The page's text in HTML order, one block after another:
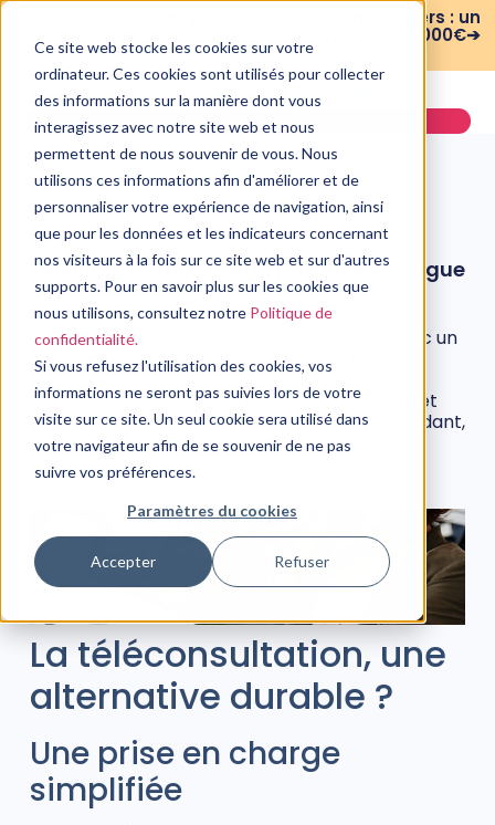
Ce site web stocke les cookies sur votre
ordinateur. Ces cookies sont utilisés pour collecter
des informations sur la manière dont vous
interagissez avec notre site web et nous
permettent de nous souvenir de vous. Nous
utilisons ces informations afin d'améliorer et de
personnaliser votre expérience de navigation, ainsi
que pour les données et les indicateurs concernant
nos visiteurs à la fois sur ce site web et sur d'autres
supports. Pour en savoir plus sur les cookies que
nous utilisons, consultez notre Politique de
confidentialité.
Si vous refusez l'utilisation des cookies, vos
informations ne seront pas suivies lors de votre
visite sur ce site. Un seul cookie sera utilisé dans
votre navigateur afin de se souvenir de ne pas
suivre vos préférences.
Paramètres du cookies
Accepter Refuser
WEBINAIRE : Risques psychosociaux et managers : un
plan de formation sur 3 mois pour moins de 3 000€➔
voir le replay
Demander une démo
PSYCHOLOGIE
Téléconsultation : cette pratique en vogue
est-elle une bonne alternative ?
24 septembre, 2020
Comme le télétravail, la téléconsultation avec un
médecin ou un psychologue a connu une
explosion lors du premier confinement. Les
Français ont essayé cette nouvelle pratique, et
certains l’ont définitivement adoptée. Cependant,
est-il possible de soigner convenablement à
distance ?
La téléconsultation, une
alternative durable ?
Une prise en charge
simplifiée